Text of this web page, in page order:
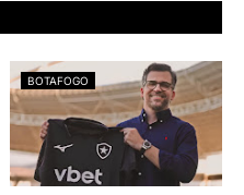
BOTAFOGO